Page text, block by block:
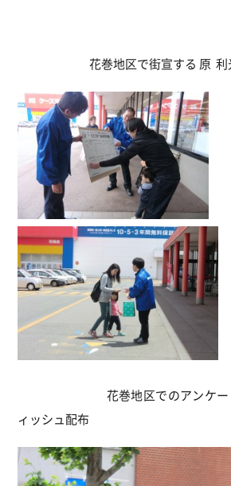
花巻地区で街宣する 原 利光
花巻地区でのアンケート調
ィッシュ配布